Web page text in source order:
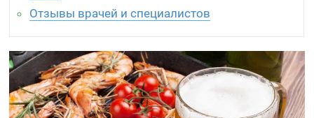
Отзывы врачей и специалистов